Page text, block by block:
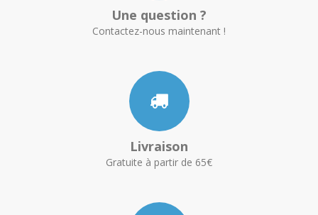
Une question ?
Contactez-nous maintenant !
Livraison
Gratuite à partir de 65€